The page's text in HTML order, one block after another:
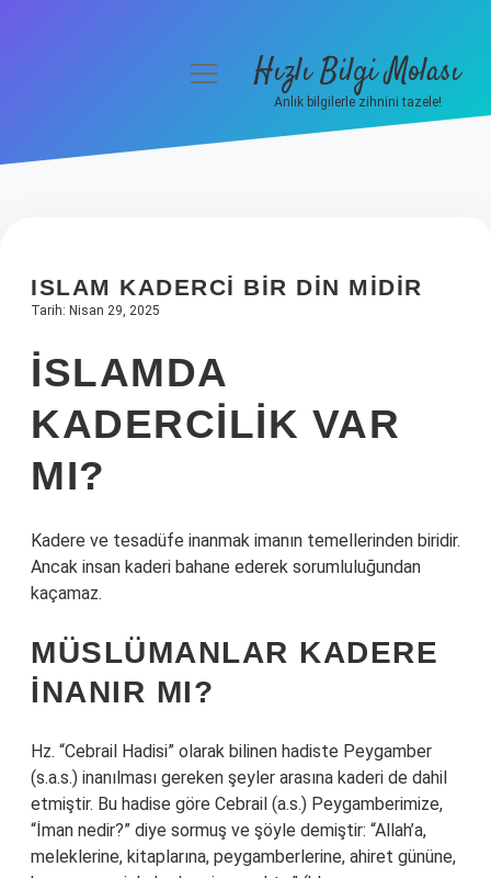
Hakkımızda
menüyüHızlı Bilgi Molası
Anlık bilgilerle zihnini tazele!
ISLAM KADERCI BIR DIN MIDIR
Tarih: Nisan 29, 2025
İSLAMDA
KADERCILIK VAR
MI?
Kadere ve tesadüfe inanmak imanın temellerinden biridir.
Ancak insan kaderi bahane ederek sorumluluğundan
kaçamaz.
MÜSLÜMANLAR KADERE
INANIR MI?
Hz. “Cebrail Hadisi” olarak bilinen hadiste Peygamber
(s.a.s.) inanılması gereken şeyler arasına kaderi de dahil
etmiştir. Bu hadise göre Cebrail (a.s.) Peygamberimize,
“İman nedir?” diye sormuş ve şöyle demiştir: “Allah’a,
meleklerine, kitaplarına, peygamberlerine, ahiret gününe,